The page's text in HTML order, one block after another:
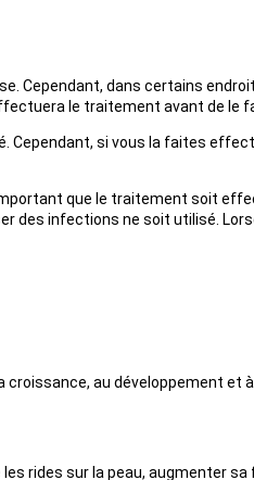
Cependant, dans certains
le traitement avant de le
Cependant, si vous la faites
que le traitement soit
des infections ne soit utilisé.
croissance, au développement et
rides sur la peau, augmenter